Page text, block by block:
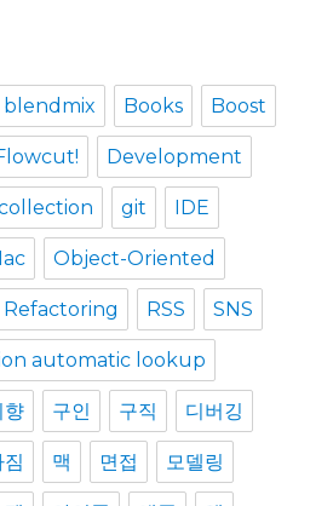
blendmix Books Boost
Development
git IDE
Object-Oriented
Refactoring RSS SNS
automatic lookup
향 구인 구직 디버깅
맥 면접 모델링